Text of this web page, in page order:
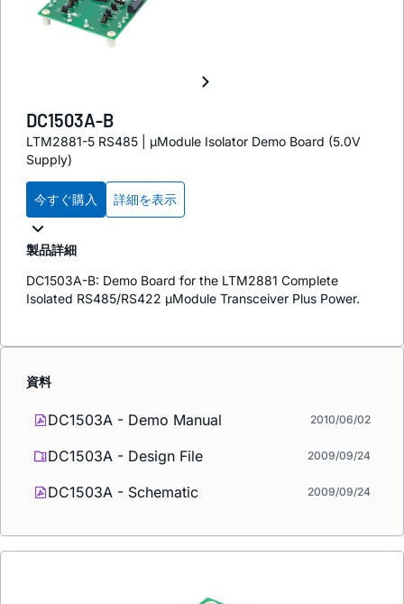
DC1503A-B
LTM2881-5 RS485 | µModule Isolator Demo Board (5.0V
Supply)
今すぐ購入 詳細を表示
製品詳細
DC1503A-B: Demo Board for the LTM2881 Complete
Isolated RS485/RS422 µModule Transceiver Plus Power.
資料
DC1503A - Demo Manual 2010/06/02
DC1503A - Design File 2009/09/24
DC1503A - Schematic 2009/09/24